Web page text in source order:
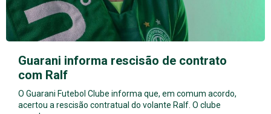
Guarani informa rescisão de contrato
com Ralf
O Guarani Futebol Clube informa que, em comum acordo,
acertou a rescisão contratual do volante Ralf. O clube